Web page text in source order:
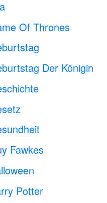
Of Thrones
Der Königin
Fawkes
Potter